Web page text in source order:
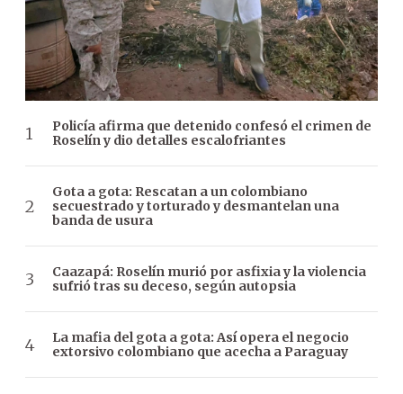
Policía afirma que detenido confesó el crimen de
Roselín y dio detalles escalofriantes
Gota a gota: Rescatan a un colombiano
secuestrado y torturado y desmantelan una
banda de usura
Caazapá: Roselín murió por asfixia y la violencia
sufrió tras su deceso, según autopsia
La mafia del gota a gota: Así opera el negocio
extorsivo colombiano que acecha a Paraguay